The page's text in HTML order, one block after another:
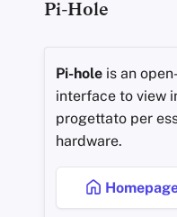
Pi-Hole
Pi-hole is an
interface to view
progettato per
hardware.